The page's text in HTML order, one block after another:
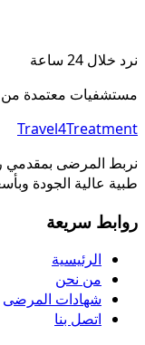
نرد خلال 24 ساعة
مستشفيات معتمدة من JCI | أكثر من 2,000 مريض
Travel4Treatment
نربط المرضى بمقدمي
طبية عالية الجودة
روابط سريعة
الرئيسية
من نحن
شهادات المرضى
اتصل بنا